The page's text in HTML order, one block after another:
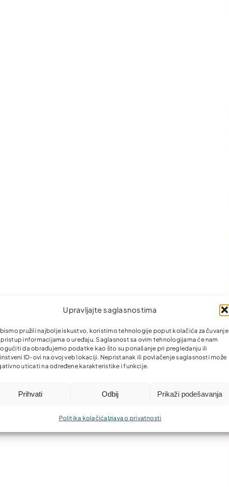
Upravljajte saglasnostima
pružili najbolje iskustvo, koristimo tehnologije poput kolačića za čuvanje
informacijama o uređaju. Saglasnost sa ovim tehnologijama će nam
da obrađujemo podatke kao što su ponašanje pri pregledanju ili
ID-ovi na ovoj veb lokaciji. Nepristanak ili povlačenje saglasnosti može
uticati na određene karakteristike i funkcije.
Prihvati Odbij Prikaži podešavanja
Politika kolačića Izjava o privatnosti